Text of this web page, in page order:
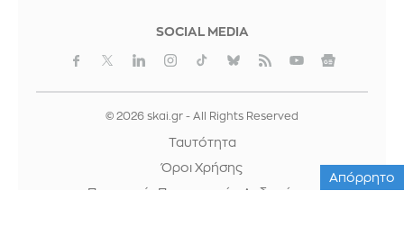
SOCIAL MEDIA
© 2026 skai.gr - All Rights Reserved
Ταυτότητα
Όροι Χρήσης
Προστασία Προσωπικών Δεδομένων
Απόρρητο